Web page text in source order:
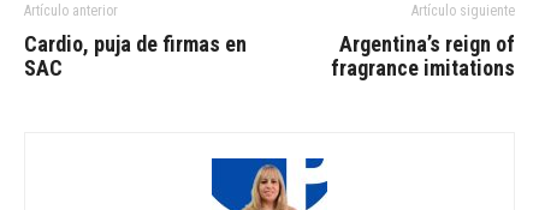
Artículo anterior
Cardio, puja de firmas en
SAC
Artículo siguiente
Argentina’s reign of
fragrance imitations